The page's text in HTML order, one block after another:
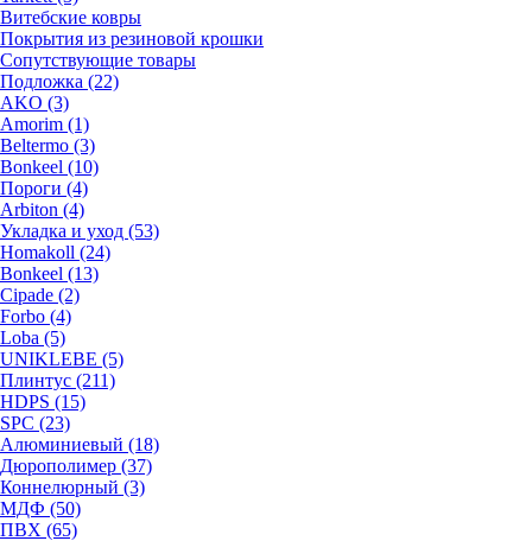
Витебские ковры
Покрытия из резиновой крошки
Сопутствующие товары
Подложка (22)
AKO (3)
Amorim (1)
Beltermo (3)
Bonkeel (10)
Пороги (4)
Arbiton (4)
Укладка и уход (53)
Homakoll (24)
Bonkeel (13)
Cipade (2)
Forbo (4)
Loba (5)
UNIKLEBE (5)
Плинтус (211)
HDPS (15)
SPC (23)
Алюминиевый (18)
Дюрополимер (37)
Коннелюрный (3)
МДФ (50)
ПВХ (65)